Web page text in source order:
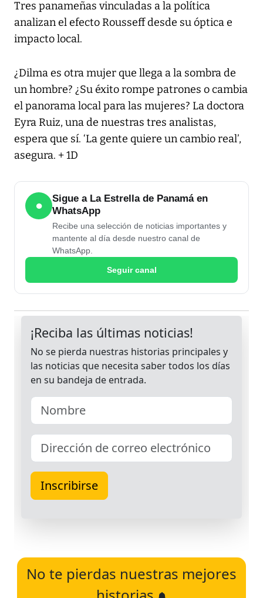
Tres panameñas vinculadas a la política
analizan el efecto Rousseff desde su óptica e
impacto local.
¿Dilma es otra mujer que llega a la sombra de
un hombre? ¿Su éxito rompe patrones o cambia
el panorama local para las mujeres? La doctora
Eyra Ruiz, una de nuestras tres analistas,
espera que sí. ‘La gente quiere un cambio real’,
asegura. + 1D
●
Sigue a La Estrella de Panamá en
WhatsApp
Recibe una selección de noticias importantes y
mantente al día desde nuestro canal de
WhatsApp.
Seguir canal
No te pierdas nuestras mejores